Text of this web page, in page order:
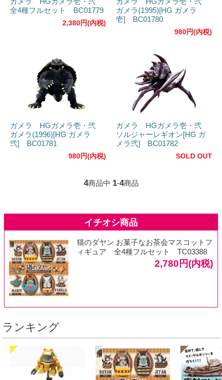
全4種フルセット BC01779
2,380円(内税)
ガメラ(1995)[HG ガメラ
壱] BC01780
980円(内税)
ガメラ HGガメラ壱・弐
ガメラ(1996)[HG ガメラ
弐] BC01781
980円(内税)
ガメラ HGガメラ壱・弐
ソルジャーレギオン[HG ガ
メラ弐] BC01782
SOLD OUT
4商品中 1-4商品
猫のダヤン お菓子なお茶会マスコットフ
ィギュア 全4種フルセット TC03388
2,780円(内税)
ランキング